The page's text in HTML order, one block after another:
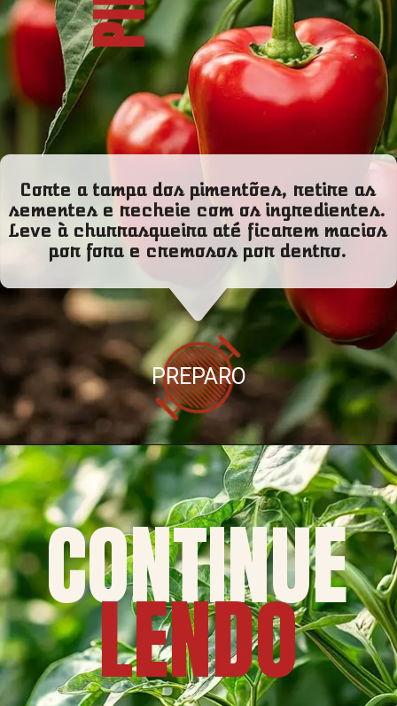
Corte a tampa dos pimentões, retire as
sementes e recheie com os ingredientes.
Leve à churrasqueira até ficarem macios
por fora e cremosos por dentro.
PREPARO
CONTINUE
LENDO